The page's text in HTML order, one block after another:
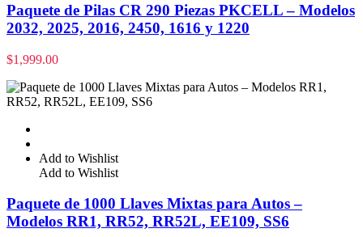
Paquete de Pilas CR 290 Piezas PKCELL – Modelos
2032, 2025, 2016, 2450, 1616 y 1220
$1,999.00
Add to Wishlist
Add to Wishlist
Paquete de 1000 Llaves Mixtas para Autos –
Modelos RR1, RR52, RR52L, EE109, SS6